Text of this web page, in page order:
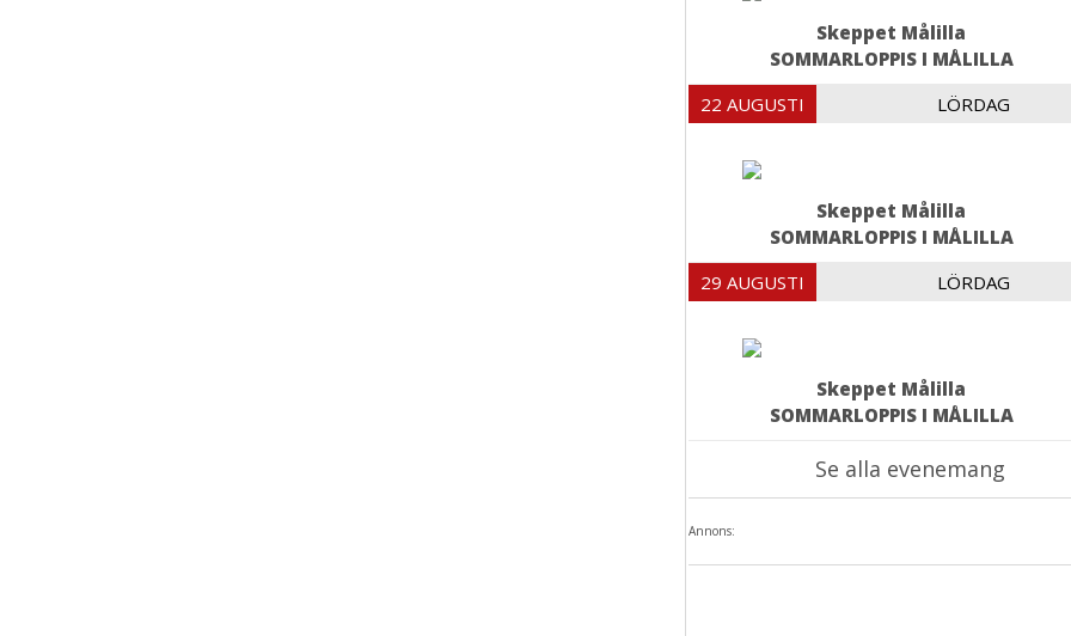
Skeppet Målilla
SOMMARLOPPIS I MÅLILLA
22 AUGUSTI LÖRDAG
Skeppet Målilla
SOMMARLOPPIS I MÅLILLA
29 AUGUSTI LÖRDAG
Skeppet Målilla
SOMMARLOPPIS I MÅLILLA
Se alla evenemang
Annons: